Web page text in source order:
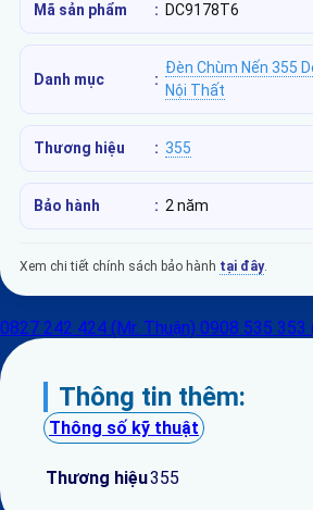
Mã sản phẩm : DC9178T6
Danh mục :
Đèn Chùm Nến 355
Nội Thất
Thương hiệu : 355
Bảo hành : 2 năm
Xem chi tiết chính sách bảo hành tại đây.
0827 242 424 (Mr. Thuận) 0908 535 353
Thông tin thêm:
Thông số kỹ thuật
Thương hiệu355